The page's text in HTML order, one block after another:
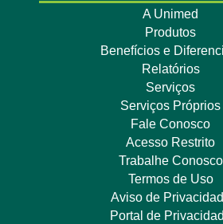
A Unimed
Produtos
Benefícios e
Relatórios
Serviços
Serviços Próprios
Fale Conosco
Acesso Restrito
Trabalhe Conosco
Termos de Uso
Aviso de
Portal de